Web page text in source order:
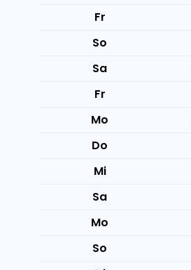
Fr
So
Sa
Fr
Mo
Do
Mi
Sa
Mo
So